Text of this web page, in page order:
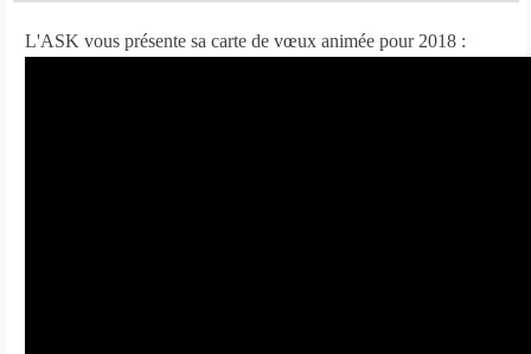
L'ASK vous présente sa carte de vœuxanimée pour 2018 :